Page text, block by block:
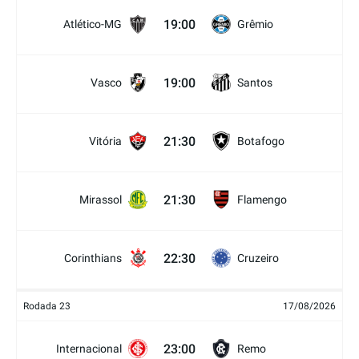
Atlético-MG 19:00 Grêmio
Vasco 19:00 Santos
Vitória 21:30 Botafogo
Mirassol 21:30 Flamengo
Corinthians 22:30 Cruzeiro
Rodada 23 17/08/2026
Internacional 23:00 Remo